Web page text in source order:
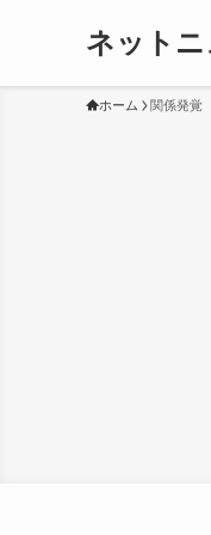
ネット
ホーム 関係発覚